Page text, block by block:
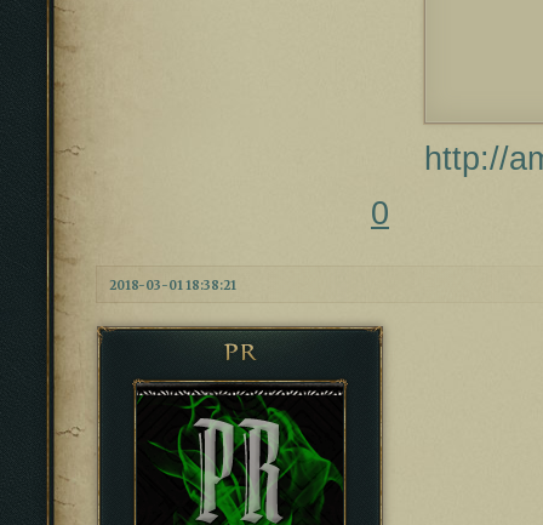
http://
0
2018-03-01 18:38:21
PR